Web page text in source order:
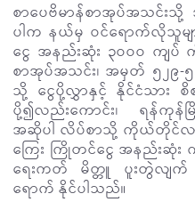
စာပေဗိမာန်စာအုပ်အသင်း
ပါက နယ်မှ ဝင်ရောက်လိုသူမ
ငွေ အနည်းဆုံး ၃ဝဝဝ ကျပ်
စာအုပ်အသင်း၊ အမှတ် ၅၂၉-
သို့ ငွေပို့လွှာနှင့် နိုင်ငံသား
ပို့၍လည်းကောင်း၊ ရန်ကုန်
အဆိုပါ လိပ်စာသို့ ကိုယ်တိုင်လ
ကြေး ကြိုတင်ငွေ အနည်းဆုံး
ရေးကတ် မိတ္တူ ပူးတွဲလျက်
ရောက် နိုင်ပါသည်။